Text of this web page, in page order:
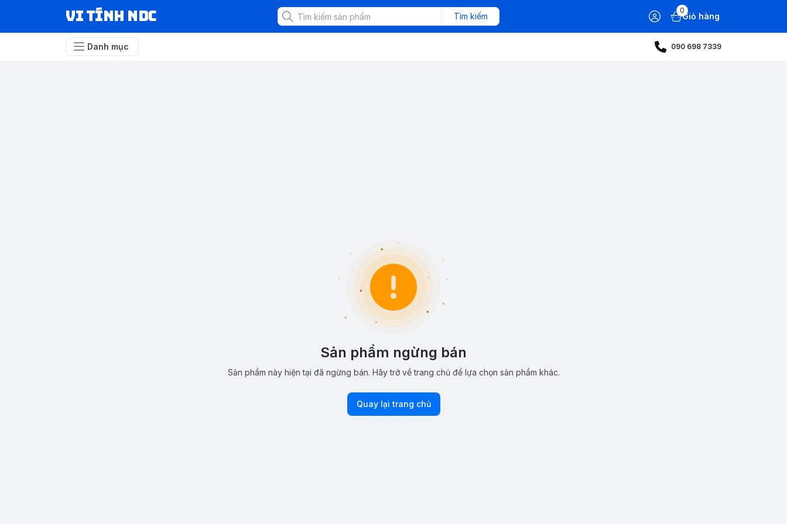
VI TÍNH NDC Tìm kiếm
0
Giỏ hàng
Danh mục 090 698 7339
Sản phẩm ngừng bán
Sản phẩm này hiện tại đã ngừng bán. Hãy trở về trang chủ để lựa chọn sản phẩm khác.
Quay lại trang chủ